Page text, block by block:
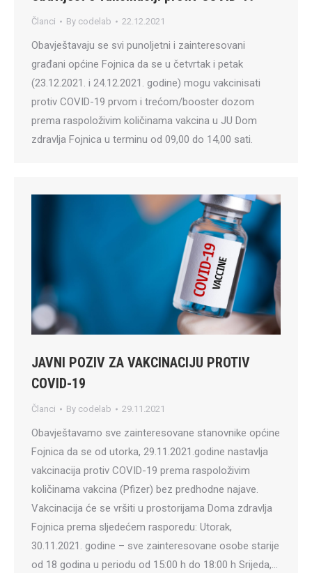
Članci By codelab 22.12.2021
Obavještavaju se svi punoljetni i zainteresovani
građani općine Fojnica da se u četvrtak i petak
(23.12.2021. i 24.12.2021. godine) mogu vakcinisati
protiv COVID-19 prvom i trećom/booster dozom
prema raspoloživim količinama vakcina u JU Dom
zdravlja Fojnica u terminu od 09,00 do 14,00 sati.
JAVNI POZIV ZA VAKCINACIJU PROTIV
COVID-19
Članci By codelab 29.11.2021
Obavještavamo sve zainteresovane stanovnike općine
Fojnica da se od utorka, 29.11.2021.godine nastavlja
vakcinacija protiv COVID-19 prema raspoloživim
količinama vakcina (Pfizer) bez predhodne najave.
Vakcinacija će se vršiti u prostorijama Doma zdravlja
Fojnica prema sljedećem rasporedu: Utorak,
30.11.2021. godine – sve zainteresovane osobe starije
od 18 godina u periodu od 15:00 h do 18:00 h Srijeda,…